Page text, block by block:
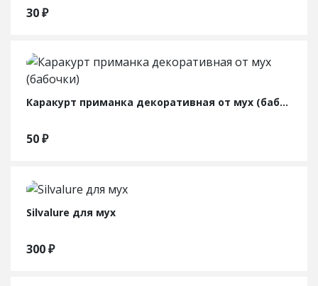
30₽
Каракурт приманка декоративная от мух (бабочки)
50₽
Silvalure для мух
300₽